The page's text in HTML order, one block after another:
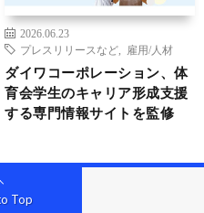
2026.06.23
プレスリリースなど
雇用/人材
ダイワコーポレーション、体
育会学生のキャリア形成支援
する専門情報サイトを監修
Top